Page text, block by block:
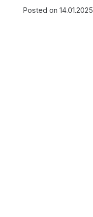
Posted on 14.01.2025